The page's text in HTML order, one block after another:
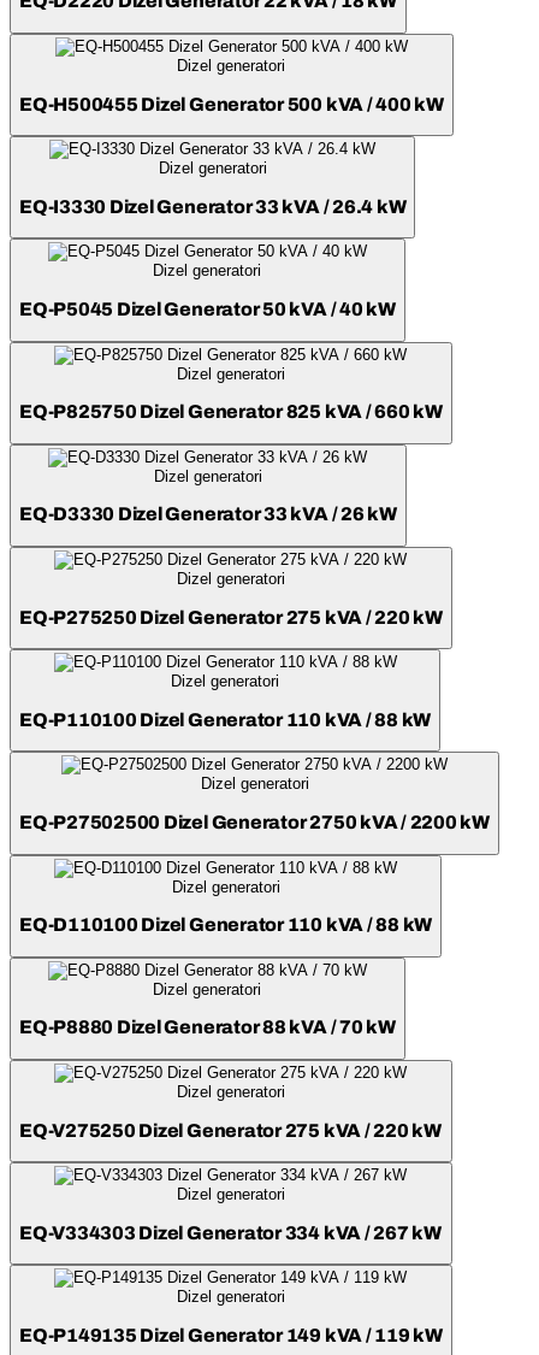
Dizel generatori
EQ-H500455 Dizel Generator 500 kVA / 400 kW
Dizel generatori
EQ-I3330 Dizel Generator 33 kVA / 26.4 kW
Dizel generatori
EQ-P5045 Dizel Generator 50 kVA / 40 kW
Dizel generatori
EQ-P825750 Dizel Generator 825 kVA / 660 kW
Dizel generatori
EQ-D3330 Dizel Generator 33 kVA / 26 kW
Dizel generatori
EQ-P275250 Dizel Generator 275 kVA / 220 kW
Dizel generatori
EQ-P110100 Dizel Generator 110 kVA / 88 kW
Dizel generatori
EQ-P27502500 Dizel Generator 2750 kVA / 2200 kW
Dizel generatori
EQ-D110100 Dizel Generator 110 kVA / 88 kW
Dizel generatori
EQ-P8880 Dizel Generator 88 kVA / 70 kW
Dizel generatori
EQ-V275250 Dizel Generator 275 kVA / 220 kW
Dizel generatori
EQ-V334303 Dizel Generator 334 kVA / 267 kW
Dizel generatori
EQ-P149135 Dizel Generator 149 kVA / 119 kW